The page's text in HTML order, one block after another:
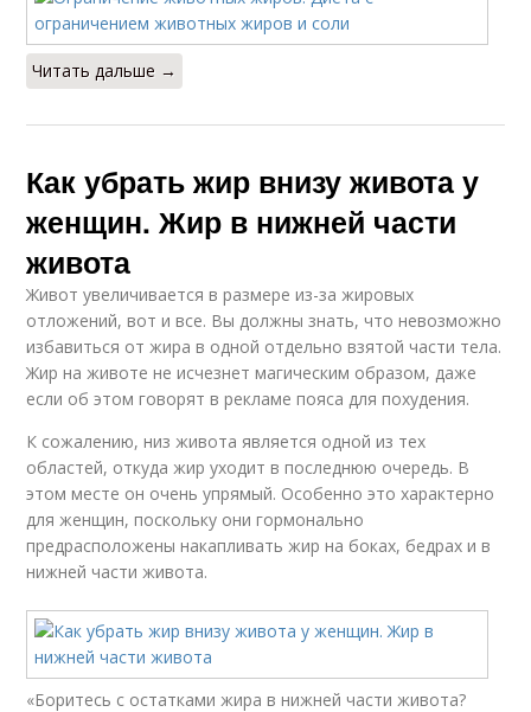
Читать дальше →
Как убрать жир внизу живота у
женщин. Жир в нижней части
живота
Живот увеличивается в размере из-за жировых
отложений, вот и все. Вы должны знать, что невозможно
избавиться от жира в одной отдельно взятой части тела.
Жир на животе не исчезнет магическим образом, даже
если об этом говорят в рекламе пояса для похудения.
К сожалению, низ живота является одной из тех
областей, откуда жир уходит в последнюю очередь. В
этом месте он очень упрямый. Особенно это характерно
для женщин, поскольку они гормонально
предрасположены накапливать жир на боках, бедрах и в
нижней части живота.
«Боритесь с остатками жира в нижней части живота?